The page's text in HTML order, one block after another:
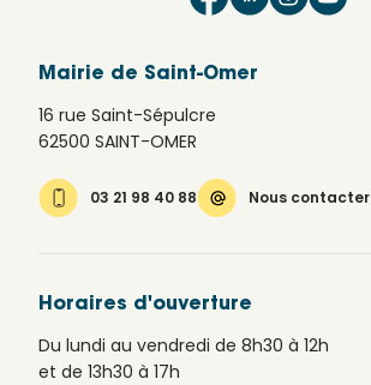
Mairie de Saint-Omer
16 rue Saint-Sépulcre
62500 SAINT-OMER
03 21 98 40 88 Nous contacter
Horaires d'ouverture
Du lundi au vendredi de 8h30 à 12h
et de 13h30 à 17h